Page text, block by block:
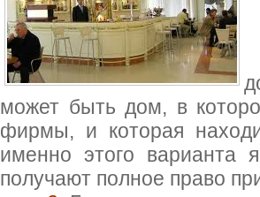
может быть дом, в
фирмы, и которая
именно этого варианта
получают полное право